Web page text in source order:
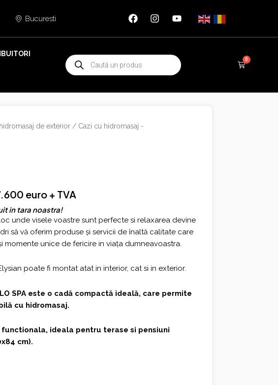
Bucuresti
Products
search
0
Cart
de exterior / Cazi cu hidromasaj -
euro + TVA
in tara noastra!
unde visele voastre sunt perfecte si relaxarea devine
să vă oferim produse și servicii de înaltă calitate care
momente unice de fericire in viața dumneavoastra.
poate fi montat atat in interior, cat si in exterior.
SPA este o cadă compactă ideală, care permite
cu hidromasaj.
functionala, ideala pentru terase si pensiuni
cm).